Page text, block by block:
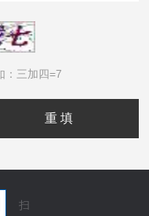
：三加四=7
扫